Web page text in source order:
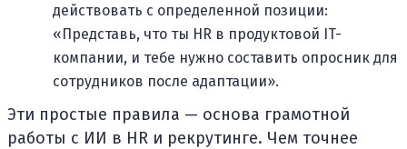
действовать с определенной позиции:
«Представь, что ты HR в продуктовой IT-
компании, и тебе нужно составить опросник для
сотрудников после адаптации».
Эти простые правила — основа грамотной
работы с ИИ в HR и рекрутинге. Чем точнее